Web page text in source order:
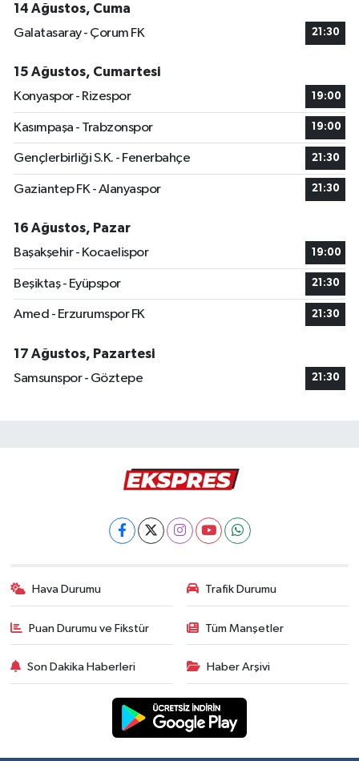
14 Ağustos, Cuma
Galatasaray - Çorum FK
21:30
15 Ağustos, Cumartesi
Konyaspor - Rizespor
19:00
Kasımpaşa - Trabzonspor 19:00
Gençlerbirliği S.K. - Fenerbahçe 21:30
Gaziantep FK - Alanyaspor 21:30
16 Ağustos, Pazar
Başakşehir - Kocaelispor
19:00
Beşiktaş - Eyüpspor 21:30
Amed - Erzurumspor FK 21:30
17 Ağustos, Pazartesi
Samsunspor - Göztepe
21:30
Hava Durumu Trafik Durumu
Puan Durumu ve Fikstür Tüm Manşetler
Son Dakika Haberleri Haber Arşivi